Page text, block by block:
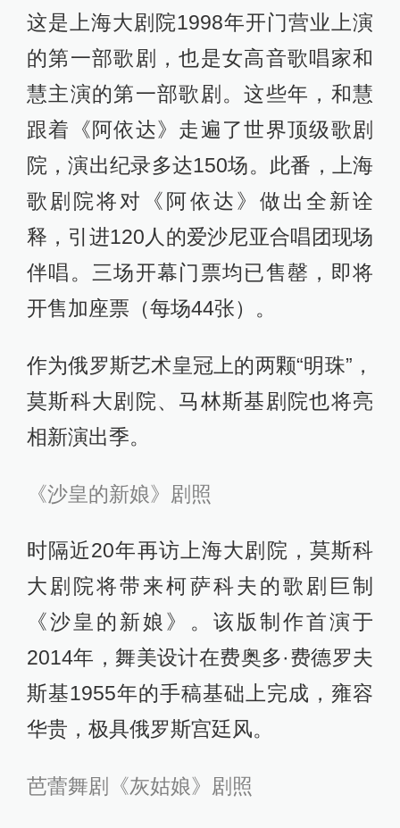
这是上海大剧院1998年开门营业上演
的第一部歌剧，也是女高音歌唱家和
慧主演的第一部歌剧。这些年，和慧
跟着《阿依达》走遍了世界顶级歌剧
院，演出纪录多达150场。此番，上海
歌剧院将对《阿依达》做出全新诠
释，引进120人的爱沙尼亚合唱团现场
伴唱。三场开幕门票均已售罄，即将
开售加座票（每场44张）。
作为俄罗斯艺术皇冠上的两颗“明珠”，
莫斯科大剧院、马林斯基剧院也将亮
相新演出季。
《沙皇的新娘》剧照
时隔近20年再访上海大剧院，莫斯科
大剧院将带来柯萨科夫的歌剧巨制
《沙皇的新娘》。该版制作首演于
2014年，舞美设计在费奥多·费德罗夫
斯基1955年的手稿基础上完成，雍容
华贵，极具俄罗斯宫廷风。
芭蕾舞剧《灰姑娘》剧照